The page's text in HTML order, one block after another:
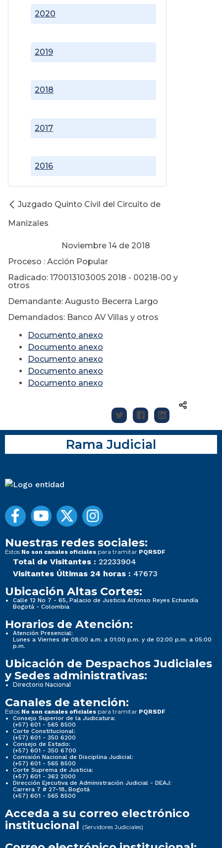
2016
2017
2018
2019
2020
Juzgado Quinto Civil del Circuito de
Manizales
Noviembre 14 de 2018
Proceso : Acción Popular
Radicado: 170013103005 2018 - 00218-00 y
otros
Demandante: Augusto Becerra Largo
Demandados: Banco AV Villas y otros
Documento anexo
Documento anexo
Documento anexo
Documento anexo
Documento anexo
Rama Judicial
Nuestras redes sociales:
Estos No son canales oficiales para tramitar PQRSDF
Total de Visitantes : 22233904
Visitantes Últimas 24 horas : 47673
Ubicación Altas Cortes:
Calle 12 No 7 - 65, Palacio de Justicia Alfonso Reyes Echandía
Bogotá - Colombia
Horarios de Atención:
Atención Presencial:
Lunes a Viernes de 08:00 a.m. a 01:00 p.m. y de 02:00 p.m. a 05:00
p.m.
Ubicación de Despachos Judiciales
y Sedes administrativas:
Directorio Nacional
Canales de atención:
Estos No son canales oficiales para tramitar PQRSDF
Consejo Superior de la Judicatura:
(+57) 601 - 565 8500
Corte Constitucional:
(+57) 601 - 350 6200
Consejo de Estado:
(+57) 601 - 350 6700
Comisión Nacional de Disciplina Judicial:
(+57) 601 - 565 8500
Corte Suprema de Justicia:
(+57) 601 - 362 2000
Dirección Ejecutiva de Administración Judicial - DEAJ:
Carrera 7 # 27-18, Bogotá
(+57) 601 - 565 8500
Acceda a su correo electrónico
institucional (Servidores Judiciales)